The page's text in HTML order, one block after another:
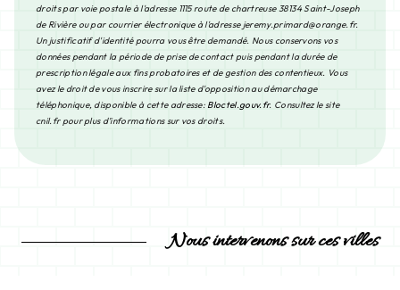
droits par voie postale à l'adresse 1115 route de chartreuse 38134 Saint-Joseph
de Rivière ou par courrier électronique à l'adresse jeremy.primard@orange.fr.
Un justificatif d'identité pourra vous être demandé. Nous conservons vos
données pendant la période de prise de contact puis pendant la durée de
prescription légale aux fins probatoires et de gestion des contentieux. Vous
avez le droit de vous inscrire sur la liste d'opposition au démarchage
téléphonique, disponible à cette adresse: Bloctel.gouv.fr. Consultez le site
cnil.fr pour plus d’informations sur vos droits.
Nous intervenons sur ces villes